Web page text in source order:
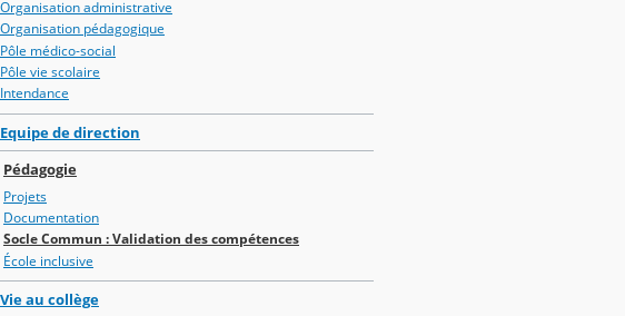
Organisation administrative
Organisation pédagogique
Pôle médico-social
Pôle vie scolaire
Intendance
Equipe de direction
Pédagogie
Projets
Documentation
Socle Commun : Validation des compétences
École inclusive
Vie au collège